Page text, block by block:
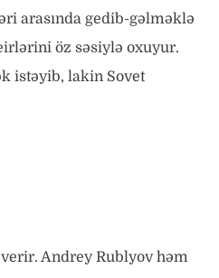
arasında gedib-gəlməklə
öz səsiylə oxuyur.
istəyib, lakin Sovet
Andrey Rublyov həm